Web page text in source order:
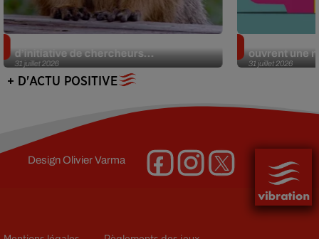
31 juillet 2026
d’initiative de chercheurs...
31 juillet 2026
ouvrent une
+ D'ACTU POSITIVE
DesignOlivier Varma